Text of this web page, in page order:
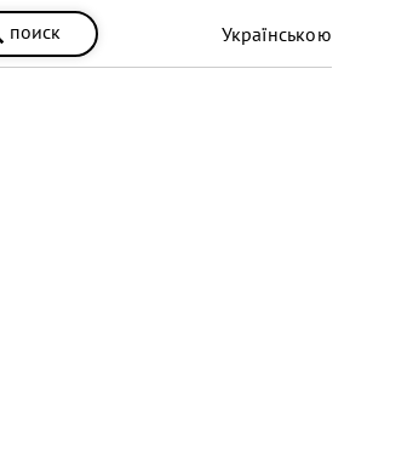
поиск Українською